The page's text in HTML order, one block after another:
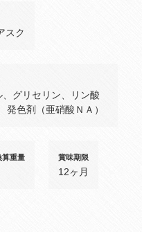
スク
グリセリン、リン酸
色剤（亜硝酸ＮＡ）
算重量 賞味期限
12ヶ月